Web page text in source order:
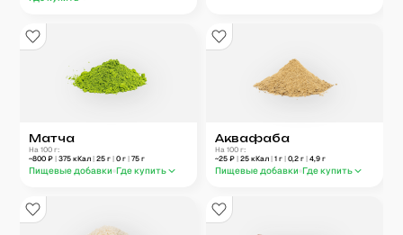
Матча
На 100 г:
~800 ₽| 375 кКал| 25 г| 0 г| 75 г
Пищевые добавки Где купить
Аквафаба
На 100 г:
~25 ₽ | 25 кКал | 1 г | 0,2 г | 4,9 г
Пищевые добавки Где купить